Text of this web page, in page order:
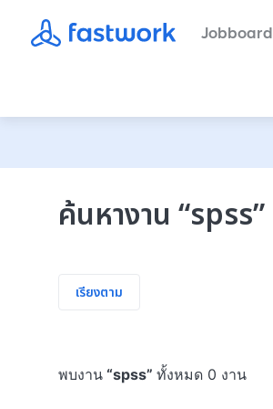
Jobboard
ค้นหางาน “spss”
เรียงตาม
พบงาน “spss” ทั้งหมด 0 งาน